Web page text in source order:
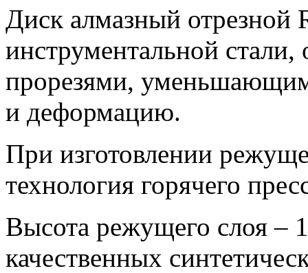
Диск алмазный отрезной
инструментальной
прорезями,
и деформацию.
При изготовлении
технология горячего
Высота режущего слоя –
качественных